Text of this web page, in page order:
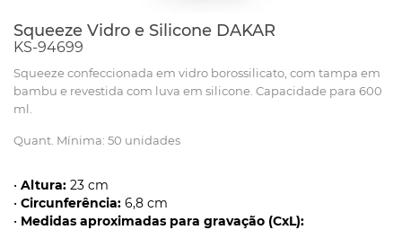
Squeeze Vidro e Silicone DAKAR
KS-94699
Squeeze confeccionada em vidro borossilicato, com tampa em
bambu e revestida com luva em silicone. Capacidade para 600
ml.
Quant. Mínima: 50 unidades
• Altura: 23 cm
• Circunferência: 6,8 cm
• Medidas aproximadas para gravação (CxL):